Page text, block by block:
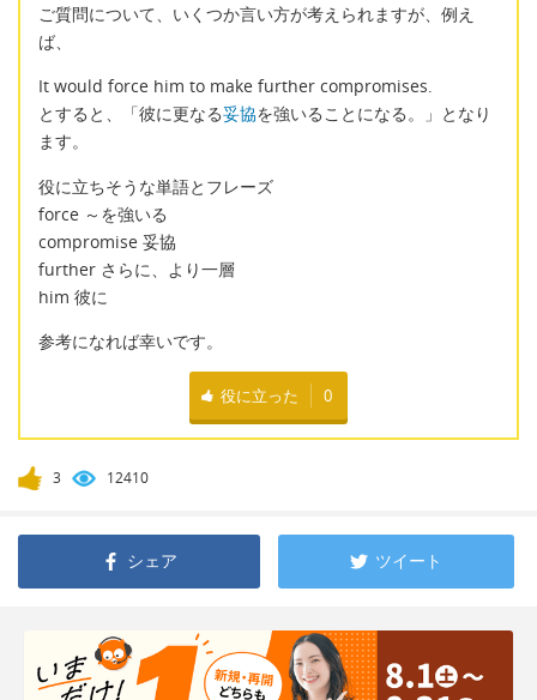
ご質問について、いくつか言い方が考えられますが、例え
ば、
It would force him to make further compromises.
とすると、「彼に更なる妥協を強いることになる。」となり
ます。
役に立ちそうな単語とフレーズ
force ～を強いる
compromise 妥協
further さらに、より一層
him 彼に
参考になれば幸いです。
役に立った 0
3 12410
シェア ツイート